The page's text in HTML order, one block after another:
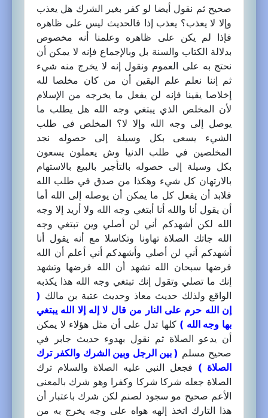
صحيح ثم نقول أيضا لو كفر بغير الشرك هل يعذب
وإلا لا يعذب؟ يعذب إذا فالحديث ليس على ظاهره
فإذا لم يكن على ظاهره وعلمنا أنه مخصوص
بدلالة الكتاب والسنة بل وبالإجماع فإنه لا يمكن أن
نحتج به على العموم ونقول إنه لا يخرج منه شيء
ثم إننا نعلم علم اليقين أن من كان مخلصا لله
إخلاصا يقينا فإنه لن يفعل ما يخرجه من الإسلام
لأن المخلص الذي يبتغي وجه الله هل يطلب ما
يوصل إلى وجه الله وإلا لا؟ المخلص في طلب
الشيء يسعى بكل وسيلة إلى حصوله نجد
المخلصين في طلب الدنيا وش يعملون يسعون
بكل وسيلة إلى حصوله بالتأجير بالبيع بالاستهام
بالارتهان كل شيء وهكذا من صدق في طلب الله
فلابد أن يفعل كل ما يمكن أن يوصله إلى الله أما
أن يقول أنا والله أنا أبتغي وجه الله ولا أريد إلا وجه
الله لكن أشهدكم أني لن أصلي وين تبتغي وجه
الله جاتك الصلاة تهاونا وتكاسلا مع أنه يقول أنا
أشهدكم أني لن أصلي وأشهدكم أني أعلم أن الله
فرضها سبحان الله تشهد أن الله فرضها وتشهد
إنك ما تصلي وتقول إنك تبتغي وجه الله هذا يكذبه
الواقع ولذلك حديث معاذ وحديث عتبة بن مالك (
إن الله حرم على النار من قال لا إله إلا الله يبتغي
بها وجه الله ) كلها تدل على أن مثل هؤلاء لا يمكن
أن يدعو الصلاة ثم نقول بهدوء حديث جابر في
صحيح مسلم ( بين الرجل وبين الشرك والكفر ترك
الصلاة ) فجعل النبي عليه الصلاة والسلام ترك
الصلاة جعله شركا شركا وكفرا وهو شرك بالمعنى
الأعم صحيح مو سجود لصنم لكن شرك باعتبار أن
هذا التارك اتخذ إلهه هواه على وجه يخرج به من